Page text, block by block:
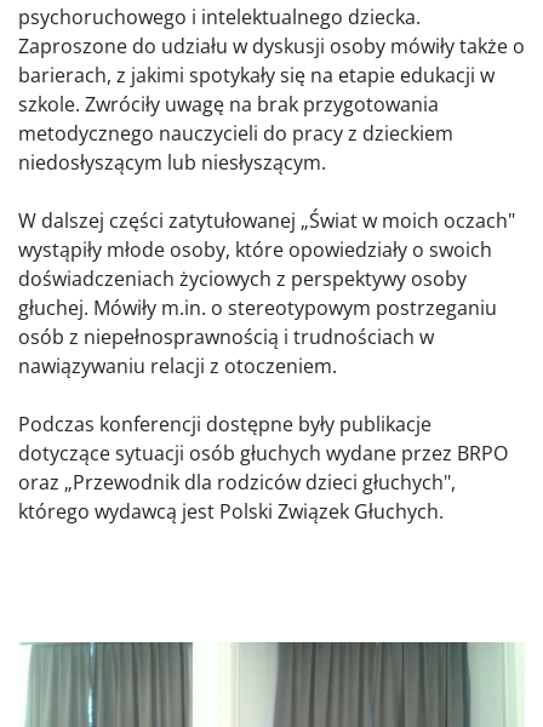
psychoruchowego i intelektualnego dziecka.
Zaproszone do udziału w dyskusji osoby mówiły także o
barierach, z jakimi spotykały się na etapie edukacji w
szkole. Zwróciły uwagę na brak przygotowania
metodycznego nauczycieli do pracy z dzieckiem
niedosłyszącym lub niesłyszącym.
W dalszej części zatytułowanej „Świat w moich oczach"
wystąpiły młode osoby, które opowiedziały o swoich
doświadczeniach życiowych z perspektywy osoby
głuchej. Mówiły m.in. o stereotypowym postrzeganiu
osób z niepełnosprawnością i trudnościach w
nawiązywaniu relacji z otoczeniem.
Podczas konferencji dostępne były publikacje
dotyczące sytuacji osób głuchych wydane przez BRPO
oraz „Przewodnik dla rodziców dzieci głuchych",
którego wydawcą jest Polski Związek Głuchych.